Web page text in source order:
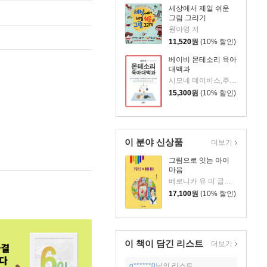
세상에서 제일 쉬운
그림 그리기
원아영 저
11,520원 (10% 할인)
베이비 몬테소리 육아
대백과
시모네 데이비스,주니파 우조다이크 공저/조은경 역/정이비 감수
15,300원 (10% 할인)
이 분야 신상품
그림으로 잇는 아이
마음
베로니카 유 미 글그림
17,100원 (10% 할인)
더보기
이 책이 담긴 리스트 더보기